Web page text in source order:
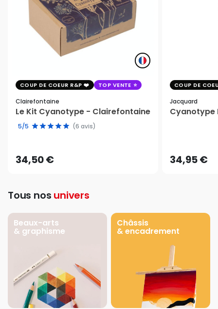
COUP DE COEUR R&P TOP VENTE
Clairefontaine
Le Kit Cyanotype - Clairefontaine
5/5 (6 avis)
34,50 €
COUP DE
Jacquard
Cyanotype
34,95 €
Tous nos univers
Beaux-arts
& graphisme
Châssis
& encadrement